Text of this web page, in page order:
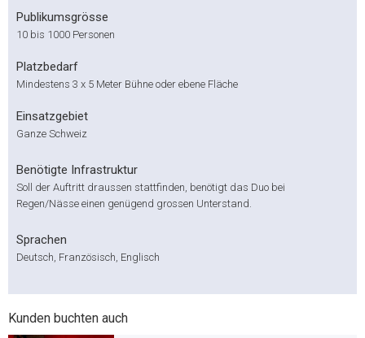
Publikumsgrösse
10 bis 1000 Personen
Platzbedarf
Mindestens 3 x 5 Meter Bühne oder ebene Fläche
Einsatzgebiet
Ganze Schweiz
Benötigte Infrastruktur
Soll der Auftritt draussen stattfinden, benötigt das Duo bei
Regen/Nässe einen genügend grossen Unterstand.
Sprachen
Deutsch, Französisch, Englisch
Kunden buchten auch